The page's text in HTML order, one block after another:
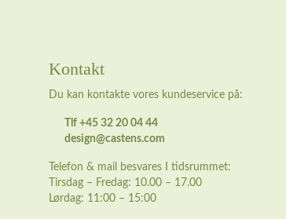
Kontakt
Du kan kontakte vores kundeservice på:
Tlf +45 32 20 04 44
design@castens.com
Telefon & mail besvares I tidsrummet:
Tirsdag – Fredag: 10.00 – 17.00
Lørdag: 11:00 – 15:00